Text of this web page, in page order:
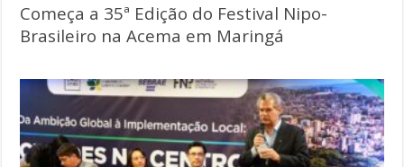
Começa a 35ª Edição do Festival Nipo-
Brasileiro na Acema em Maringá